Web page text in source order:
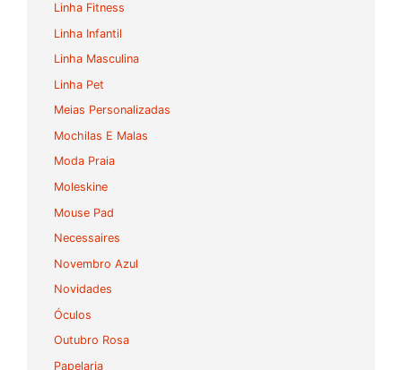
Linha Fitness
Linha Infantil
Linha Masculina
Linha Pet
Meias Personalizadas
Mochilas E Malas
Moda Praia
Moleskine
Mouse Pad
Necessaires
Novembro Azul
Novidades
Óculos
Outubro Rosa
Papelaria